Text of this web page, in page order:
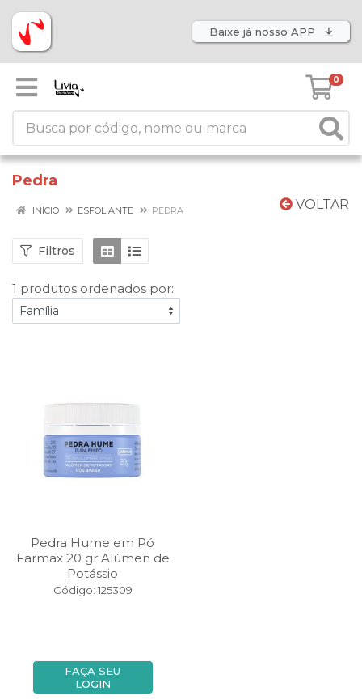
Baixe já nosso APP
0
Pedra
VOLTAR
INÍCIO ESFOLIANTE PEDRA
Filtros
1 produtos ordenados por:
Pedra Hume em Pó
Farmax 20 gr Alúmen de
Potássio
Código: 125309
FAÇA SEU
LOGIN